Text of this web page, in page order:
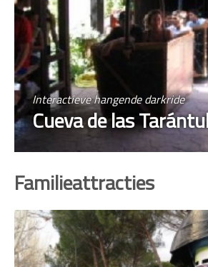
Interactieve hangende darkride
Cueva de las
Familieattracties